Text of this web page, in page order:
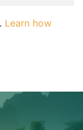
Learn how